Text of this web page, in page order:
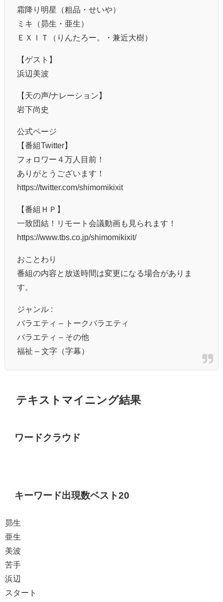
霜降り明星（粗品・せいや）
ミキ（昴生・亜生）
ＥＸＩＴ（りんたろー。・兼近大樹）
【ゲスト】
浜辺美波
【天の声/ナレーション】
岩下尚史
公式ページ
【番組Twitter】
フォロワー４万人目前！
ありがとうございます！
https://twitter.com/shimomikixit
【番組ＨＰ】
一致団結！リモート会議動画も見られます！
https://www.tbs.co.jp/shimomikixit/
おことわり
番組の内容と放送時間は変更になる場合がありま
す。
ジャンル :
バラエティ – トークバラエティ
バラエティ – その他
福祉 – 文字（字幕）
テキストマイニング結果
ワードクラウド
キーワード出現数ベスト20
昴生
亜生
美波
苦手
浜辺
スタート